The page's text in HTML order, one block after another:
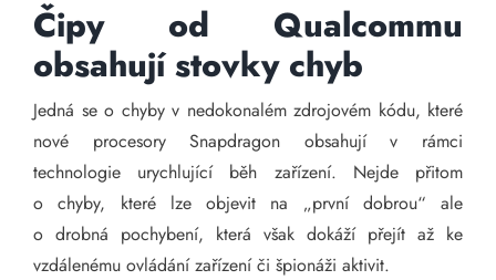
Čipy od Qualcommu
obsahují stovky chyb
Jedná se o chyby v nedokonalém zdrojovém kódu, které
nové procesory Snapdragon obsahují v rámci
technologie urychlující běh zařízení. Nejde přitom
o chyby, které lze objevit na „první dobrou“ ale
o drobná pochybení, která však dokáží přejít až ke
vzdálenému ovládání zařízení či špionáži aktivit.